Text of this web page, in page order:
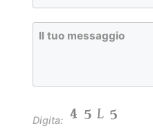
Digita: